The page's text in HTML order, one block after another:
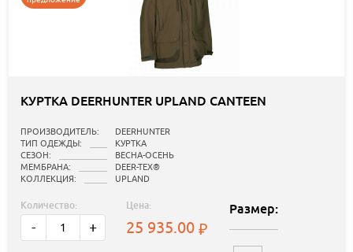
КУРТКА DEERHUNTER UPLAND CANTEEN
ПРОИЗВОДИТЕЛЬ:
DEERHUNTER
ТИП ОДЕЖДЫ:
КУРТКА
СЕЗОН:
ВЕСНА-ОСЕНЬ
МЕМБРАНА:
DEER-TEX®
КОЛЛЕКЦИЯ:
UPLAND
Количество:
- +
Цена:
25 935.00
Размер: